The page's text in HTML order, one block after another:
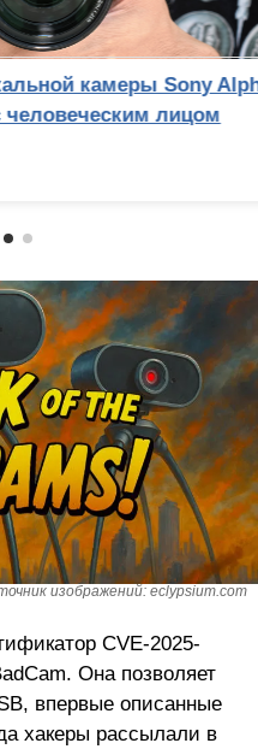
Sony Alpha 7
лицом
изображений: eclypsium.com
CVE-2025-
Она позволяет
впервые описанные
хакеры рассылали в